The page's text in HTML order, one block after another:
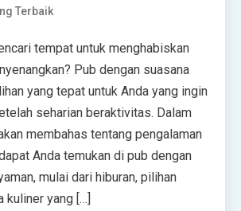
Terbaik
tempat untuk menghabiskan
Pub dengan suasana
yang tepat untuk Anda yang ingin
seharian beraktivitas. Dalam
membahas tentang pengalaman
Anda temukan di pub dengan
mulai dari hiburan, pilihan
kuliner yang […]